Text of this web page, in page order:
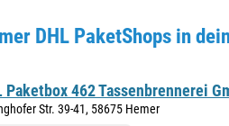
DHL PaketShops in
Paketbox 462 Tassenbrennerei
Str. 39-41, 58675 Hemer